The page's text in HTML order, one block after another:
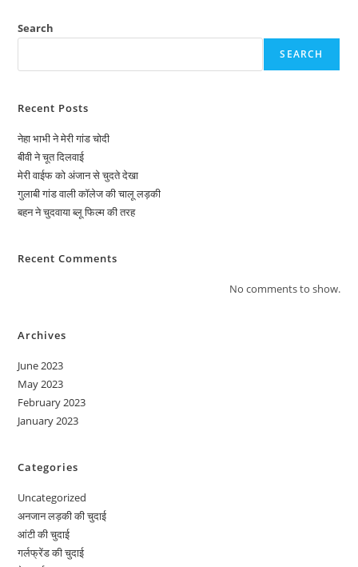
Search
SEARCH
Recent Posts
नेहा भाभी ने मेरी गांड चोदी
बीवी ने चूत दिलवाई
मेरी वाईफ को अंजान से चुदते देखा
गुलाबी गांड वाली कॉलेज की चालू लड़की
बहन ने चुदवाया ब्लू फिल्म की तरह
Recent Comments
No comments to show.
Archives
June 2023
May 2023
February 2023
January 2023
Categories
Uncategorized
अनजान लड़की की चुदाई
आंटी की चुदाई
गर्लफ्रेंड की चुदाई